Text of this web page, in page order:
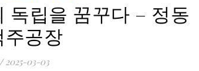
독립을 꿈꾸다 – 정동
주공장
/ 2025-03-03